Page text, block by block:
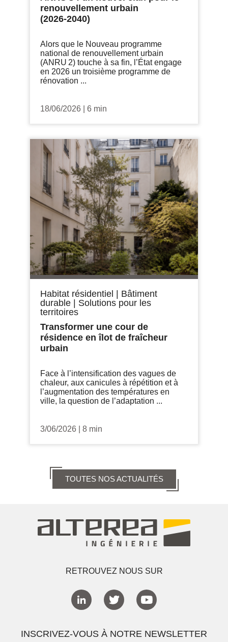
renouvellement urbain
(2026‑2040)
Alors que le Nouveau programme
national de renouvellement urbain
(ANRU 2) touche à sa fin, l’État engage
en 2026 un troisième programme de
rénovation ...
18/06/2026 6 min
Habitat résidentiel
Bâtiment
durable
Solutions pour les
territoires
Transformer une cour de
résidence en îlot de fraîcheur
urbain
Face à l’intensification des vagues de
chaleur, aux canicules à répétition et à
l’augmentation des températures en
ville, la question de l’adaptation ...
3/06/2026 8 min
TOUTES NOS ACTUALITÉS
RETROUVEZ NOUS SUR
INSCRIVEZ-VOUS À NOTRE NEWSLETTER